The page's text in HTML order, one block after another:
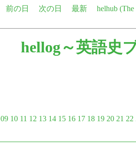
前の日 次の日 最新
helhub
hellog～英語史
09 10 11 12 13 14 15 16 17 18 19 20 21 22